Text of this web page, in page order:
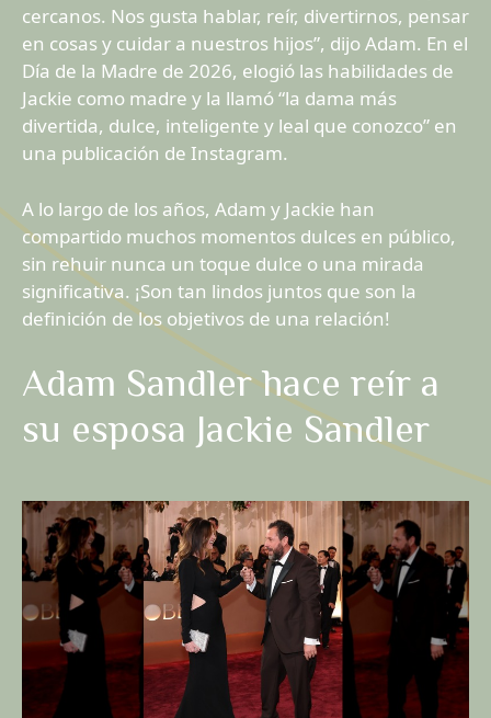
cercanos. Nos gusta hablar, reír, divertirnos, pensar
en cosas y cuidar a nuestros hijos”, dijo Adam. En el
Día de la Madre de 2026, elogió las habilidades de
Jackie como madre y la llamó “la dama más
divertida, dulce, inteligente y leal que conozco” en
una publicación de Instagram.
A lo largo de los años, Adam y Jackie han
compartido muchos momentos dulces en público,
sin rehuir nunca un toque dulce o una mirada
significativa. ¡Son tan lindos juntos que son la
definición de los objetivos de una relación!
Adam Sandler hace reír a
su esposa Jackie Sandler